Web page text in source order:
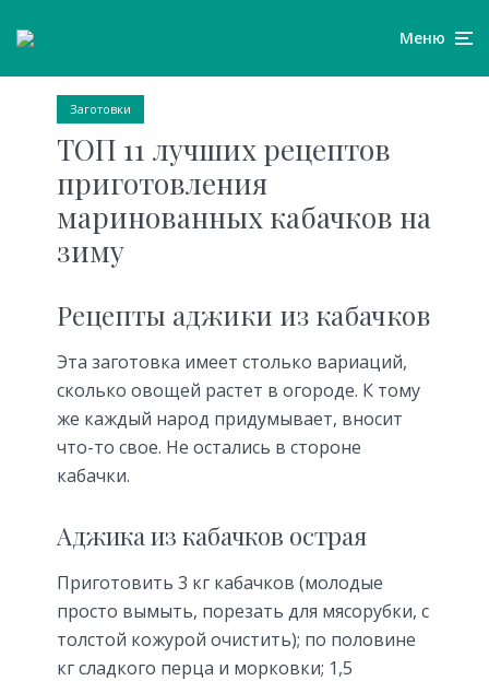
Меню
Заготовки
ТОП 11 лучших рецептов
приготовления
маринованных кабачков на
зиму
Рецепты аджики из кабачков
Эта заготовка имеет столько вариаций,
сколько овощей растет в огороде. К тому
же каждый народ придумывает, вносит
что-то свое. Не остались в стороне
кабачки.
Аджика из кабачков острая
Приготовить 3 кг кабачков (молодые
просто вымыть, порезать для мясорубки, с
толстой кожурой очистить); по половине
кг сладкого перца и морковки; 1,5